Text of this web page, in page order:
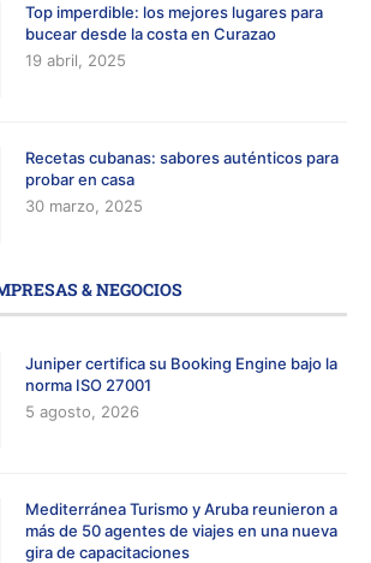
Top imperdible: los mejores lugares para
bucear desde la costa en Curazao
19 abril, 2025
Recetas cubanas: sabores auténticos para
probar en casa
30 marzo, 2025
& NEGOCIOS
Juniper certifica su Booking Engine bajo la
norma ISO 27001
5 agosto, 2026
Mediterránea Turismo y Aruba reunieron a
más de 50 agentes de viajes en una nueva
gira de capacitaciones